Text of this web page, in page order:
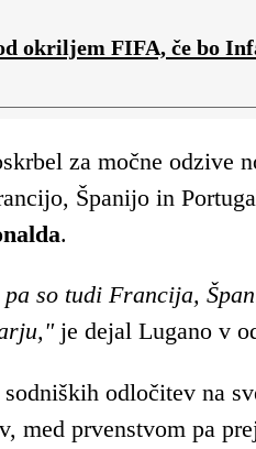
okriljem FIFA, če bo
za močne odzive
Španijo in
.
so tudi Francija,
je dejal Lugano v
odločitev na
prvenstvom pa